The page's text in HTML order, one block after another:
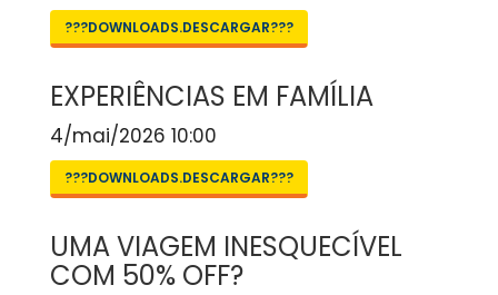
???DOWNLOADS.DESCARGAR???
EXPERIÊNCIAS EM FAMÍLIA
4/mai/2026 10:00
???DOWNLOADS.DESCARGAR???
UMA VIAGEM INESQUECÍVEL
COM 50% OFF?